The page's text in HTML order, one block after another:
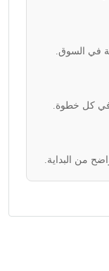
في السوق.
في كل خطوة.
من البداية.